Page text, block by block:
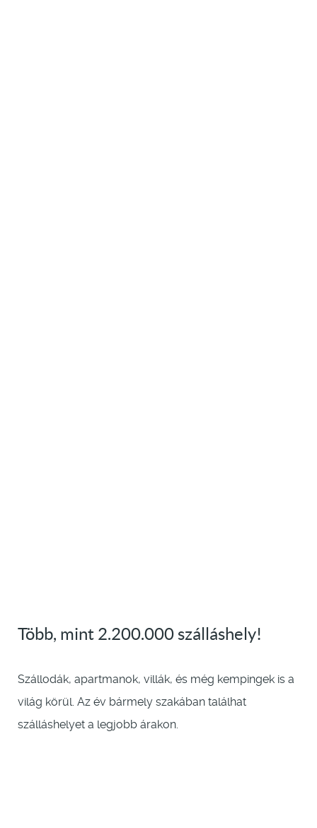
Több, mint 2.200.000 szálláshely!
Szállodák, apartmanok, villák, és még kempingek is a
világ körül. Az év bármely szakában találhat
szálláshelyet a legjobb árakon.